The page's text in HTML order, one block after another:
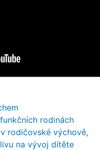
rodinách
rodičovské výchově,
na vývoj dítěte